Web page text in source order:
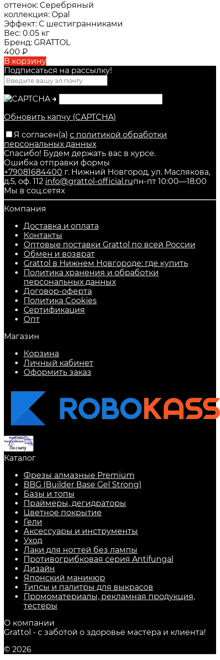
оттенок: Cеребряный
коллекция: Opal
Эффект: С шестигранниками
Вес: 0.05 кг
Бренд: GRATTOL
400 ₽
В корзину
Подписаться на рассылкy!
→
Обновить капчу (CAPTCHA)
Я согласен(a) с политикой обработки
персональных данных
Спасибо! Будем держать вас в курсе.
Ошибка отправки формы
+79081684400 г. Нижний Новгород, ул. Маслякова,
д.5, оф. 112 info@grattol-official.ruпн-пт 10:00—18:00
Мы в соц.сетях
Компания
Доставка и оплата
Контакты
Оптовые поставки Grattol по всей России
Обмен и возврат
Grattol в Нижнем Новгороде: где купить
Политика хранения и обработки
персональных данных
Договор-оферта
Политика Cookies
Сертификация
Опт
Магазин
Корзина
Личный кабинет
Оформить заказ
Каталог
Фрезы алмазные Premium
BBG (Builder Base Gel Strong)
Базы и топы
Праймеры, дегидраторы
Цветное покрытие
Гели
Аксессуары и инструменты
Уход
Лаки для ногтей без лампы
Противогрибковая серия Antifungal
Дизайн
Японский маникюр
Типсы и палитры для выкрасов
Промоматериалы, рекламная продукция,
тестеры
О компании
Grattol - с заботой о здоровье мастера и клиента!
© 2026